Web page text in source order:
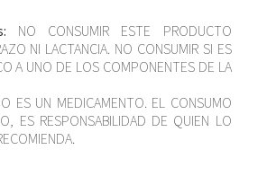
NO CONSUMIR ESTE PRODUCTO
NI LACTANCIA. NO CONSUMIR SI ES
A UNO DE LOS COMPONENTES DE LA
ES UN MEDICAMENTO. EL CONSUMO
ES RESPONSABILIDAD DE QUIEN LO